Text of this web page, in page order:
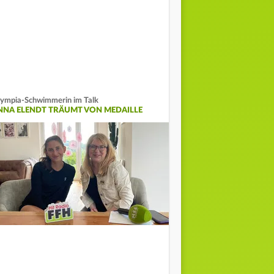
Schwimmerin im Talk
ELENDT TRÄUMT VON MEDAILLE